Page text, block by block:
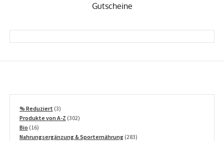
Gutscheine
% Reduziert 33
Produkte
Produkte von A-Z 302302
Bio 1616
Produkte
Nahrungsergänzung & Sporternährung 283283